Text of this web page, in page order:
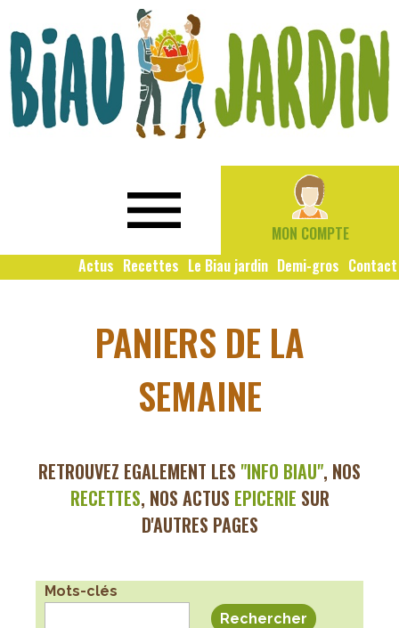
MON COMPTE
Actus Recettes Le Biau jardin Demi-gros Contact
PANIERS DE LA
SEMAINE
RETROUVEZ EGALEMENT LES "INFO BIAU", NOS
RECETTES, NOS ACTUS EPICERIE SUR
D'AUTRES PAGES
Mots-clés